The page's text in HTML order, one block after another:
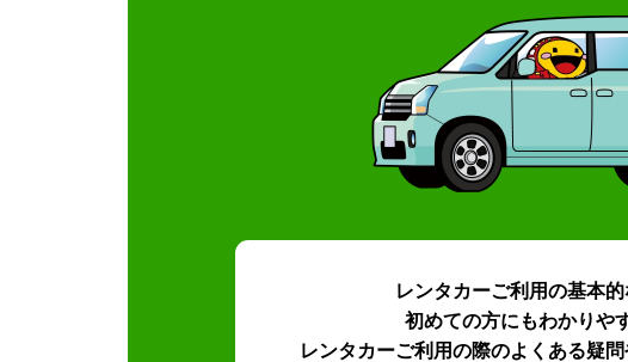
レンタカーご利用の基本
初めての方にもわかりや
レンタカーご利用の際のよくある疑問